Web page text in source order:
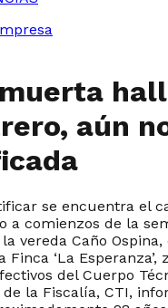
aún
se encuentra el
a comienzos de la
vereda Caño
Finca ‘La Esperanza’,
del Cuerpo
de la Fiscalía, CTI,